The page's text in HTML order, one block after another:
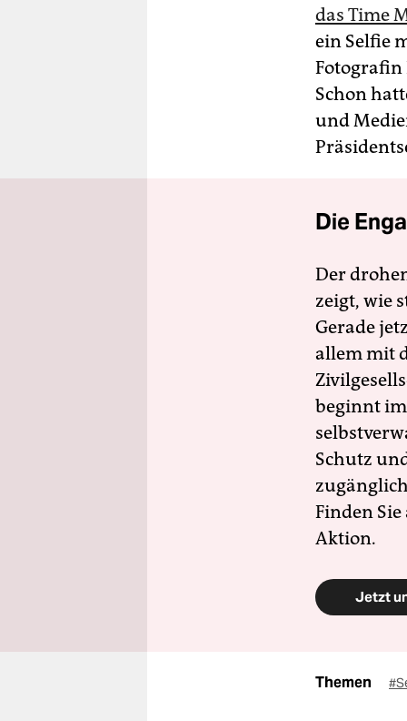
das Time
ein Selfie
Fotografin
Schon
und
Die
Der
zeigt, wie
Gerade
allem mit
beginnt
Schutz
Finden
Aktion.
Jetzt
Themen